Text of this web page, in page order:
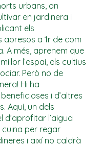
urbans, on
en jardinera i
els
apresos a 1r de com
A més, aprenem que
l’espai, els cultius
Però no de
Hi ha
i d’altres
Aquí, un dels
d’aprofitar l’aigua
per regar
i així no caldrà